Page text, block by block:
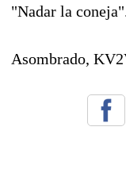
"Nadar la
Asombrado,